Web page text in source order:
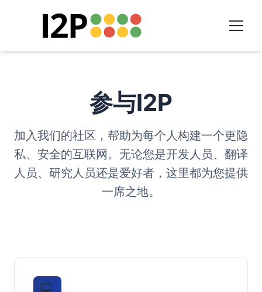
参与I2P
加入我们的社区，帮助为每个人构建一个更隐
私、安全的互联网。无论您是开发人员、翻译
人员、研究人员还是爱好者，这里都为您提供
一席之地。